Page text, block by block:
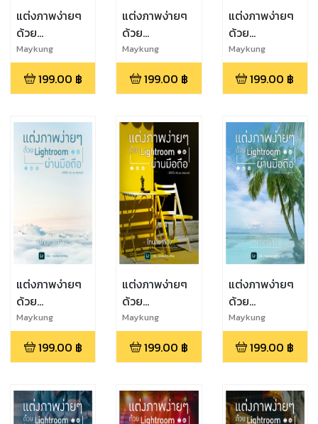
แต่งภาพง่ายๆ
ด้วย
Lightroom
ผ่านมือถือ : โทน
สีแดงร้อนแรง
Maykung
Techblog
199.00 ฿
แต่งภาพง่ายๆ
ด้วย
Lightroom
ผ่านมือถือ : โทน
ไทยสตรีท
Maykung
Techblog
199.00 ฿
แต่งภาพง่ายๆ
ด้วย
Lightroom
ผ่านมือถือ : โทน
ท่องเที่ยวสายชิ
Maykung
Techblog
199.00 ฿
แต่งภาพง่ายๆ
ด้วย
Lightroom
ผ่านมือถือ : โทน
ขาวสว่าง
Maykung
Techblog
199.00 ฿
แต่งภาพง่ายๆ
ด้วย
Lightroom
ผ่านมือถือ : โทน
สีเหลือง
Maykung
Techblog
199.00 ฿
แต่งภาพง่ายๆ
ด้วย
Lightroom
ผ่านมือถือ : โทน
ทะเล
Maykung
Techblog
199.00 ฿